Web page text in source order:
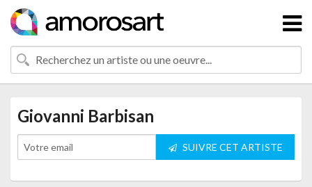
Giovanni Barbisan
SUIVRE CET ARTISTE